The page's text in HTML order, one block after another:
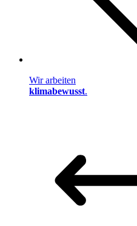
Wir arbeiten
klimabewusst.